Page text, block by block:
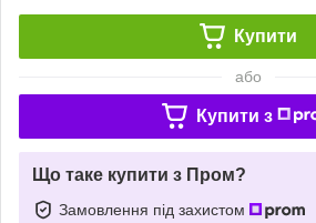
Купити
або
Купити з
Що таке купити з Пром?
Замовлення під захистом